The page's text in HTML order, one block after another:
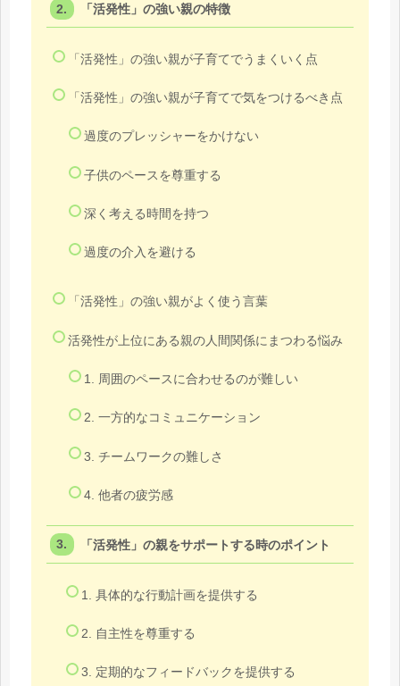
「活発性」の強い親の特徴
「活発性」の強い親が子育てでうまくいく点
「活発性」の強い親が子育てで気をつけるべき点
過度のプレッシャーをかけない
子供のペースを尊重する
深く考える時間を持つ
過度の介入を避ける
「活発性」の強い親がよく使う言葉
活発性が上位にある親の人間関係にまつわる悩み
1. 周囲のペースに合わせるのが難しい
2. 一方的なコミュニケーション
3. チームワークの難しさ
4. 他者の疲労感
「活発性」の親をサポートする時のポイント
1. 具体的な行動計画を提供する
2. 自主性を尊重する
3. 定期的なフィードバックを提供する